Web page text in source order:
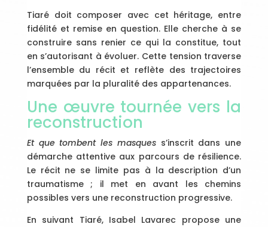
Tiaré doit composer avec cet héritage, entre
fidélité et remise en question. Elle cherche à se
construire sans renier ce qui la constitue, tout
en s’autorisant à évoluer. Cette tension traverse
l’ensemble du récit et reflète des trajectoires
marquées par la pluralité des appartenances.
Une œuvre tournée vers la
reconstruction
Et que tombent les masquess’inscrit dans une
démarche attentive aux parcours de résilience.
Le récit ne se limite pas à la description d’un
traumatisme ; il met en avant les chemins
possibles vers une reconstruction progressive.
En suivant Tiaré, Isabel Lavarec propose une